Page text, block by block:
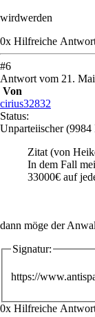
wirdwerden
0x Hilfreiche
#6
Antwort vom 21.
Von
cirius32832
Status:
Unparteiischer (9984
Zitat (von
In dem Fall
33000€ auf
dann möge der
Signatur:
https://
0x Hilfreiche